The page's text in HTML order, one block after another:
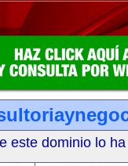
este dominio lo